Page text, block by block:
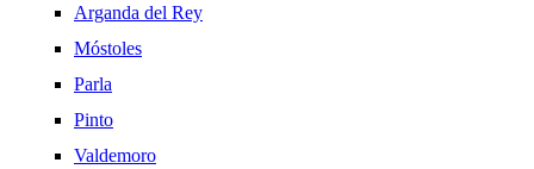
Arganda del Rey
Móstoles
Parla
Pinto
Valdemoro